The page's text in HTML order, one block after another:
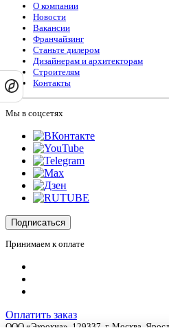
О компании
Новости
Вакансии
Франчайзинг
Станьте дилером
Дизайнерам и архитекторам
Строителям
Контакты
Мы в соцсетях
Подписаться
Принимаем к оплате
Оплатить заказ